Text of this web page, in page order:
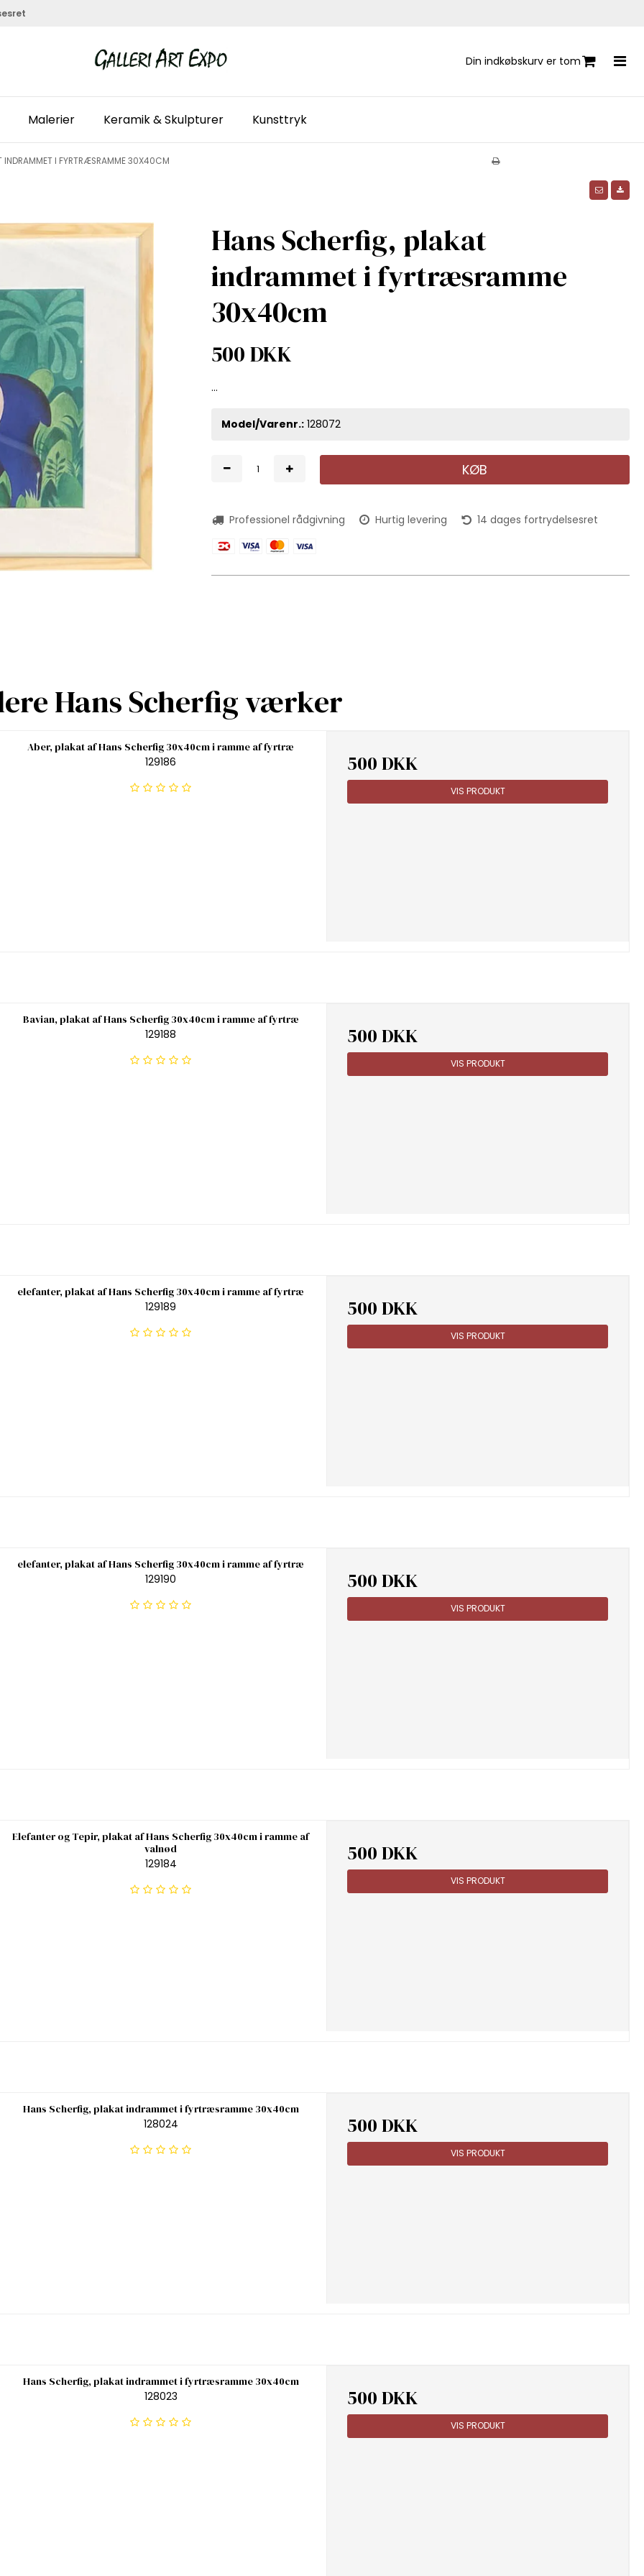
Din indkøbskurv er tom
Malerier Keramik & Skulpturer Kunsttryk
INDRAMMET I FYRTRÆSRAMME 30X40CM
Hans Scherfig, plakat
indrammet i fyrtræsramme
30x40cm
500 DKK
...
Model/Varenr.: 128072
KØB
Professionel rådgivning Hurtig levering 14 dages fortrydelsesret
Hans Scherfig værker
Aber, plakat af Hans Scherfig 30x40cm i ramme af fyrtræ
129186
500 DKK
VIS PRODUKT
Bavian, plakat af Hans Scherfig 30x40cm i ramme af fyrtræ
129188
500 DKK
VIS PRODUKT
elefanter, plakat af Hans Scherfig 30x40cm i ramme af fyrtræ
129189
500 DKK
VIS PRODUKT
elefanter, plakat af Hans Scherfig 30x40cm i ramme af fyrtræ
129190
500 DKK
VIS PRODUKT
Elefanter og Tepir, plakat af Hans Scherfig 30x40cm i ramme af
valnød
129184
500 DKK
VIS PRODUKT
Hans Scherfig, plakat indrammet i fyrtræsramme 30x40cm
128024
500 DKK
VIS PRODUKT
Hans Scherfig, plakat indrammet i fyrtræsramme 30x40cm
128023
500 DKK
VIS PRODUKT